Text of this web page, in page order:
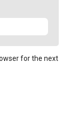
for the next